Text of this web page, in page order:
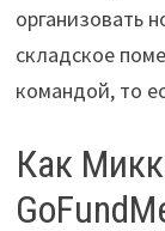
организовать
складское
командой, то
Как